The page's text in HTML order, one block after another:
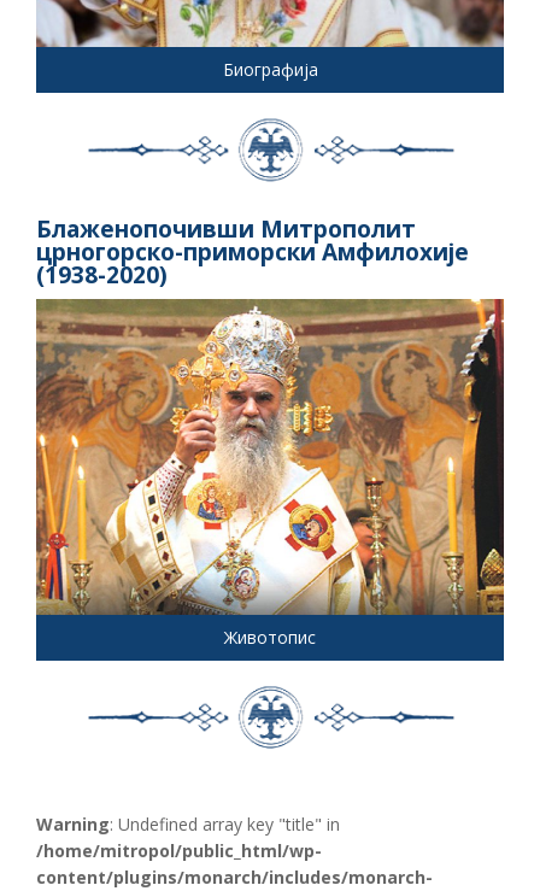
Биографија
Блаженопочивши Митрополит
црногорско-приморски Амфилохије
(1938-2020)
Животопис
Warning: Undefined array key "title" in
/home/mitropol/public_html/wp-
content/plugins/monarch/includes/monarch-